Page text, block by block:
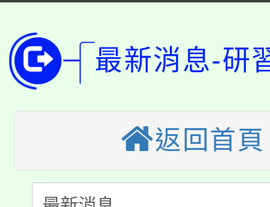
版
公告本校115學年度第
代理(課)教師甄選結果
「2026金融保險知識
生本土語及新住民語歌
公告本校115學年度第
代理(課)教師甄選結果(
代理(課)教師甄選結果(
轉知中國文化大學推廣
最新消息-研
返回首頁